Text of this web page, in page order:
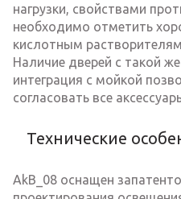
нагрузки, свойствами
необходимо отметить
кислотным
Наличие дверей с такой
интеграция с мойкой
согласовать все
Технические
AkB_08 оснащен